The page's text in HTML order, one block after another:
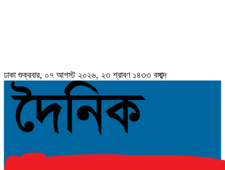
ঢাকাশুক্রবার, ০৭ আগস্ট ২০২৬, ২৩ শ্রাবণ ১৪৩৩ বঙ্গাব্দ